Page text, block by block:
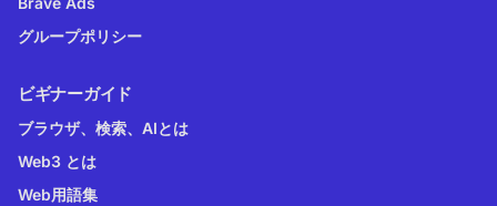
グループポリシー
ビギナーガイド
ブラウザ、検索、AIとは
Web3 とは
Web用語集